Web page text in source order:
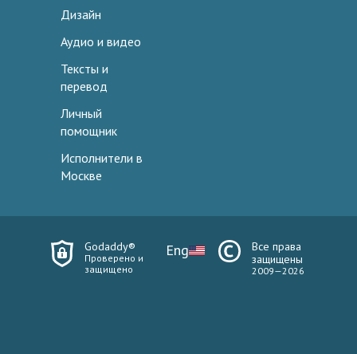
Дизайн
Аудио и видео
Тексты и
перевод
Личный
помощник
Исполнители в
Москве
Godaddy®
Проверено и
защищено
Eng
Все права
защищены
2009—2026